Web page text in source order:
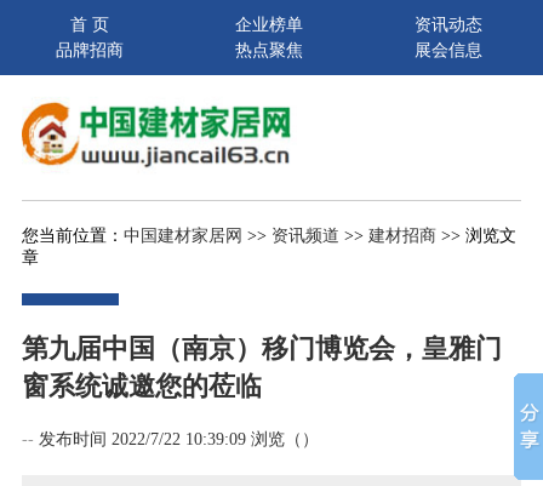
首 页 企业榜单
资讯动态
品牌招商
热点聚焦 展会信息
您当前位置： 中国建材家居网 >> 资讯频道 >> 建材招商>> 浏览文
章
第九届中国（南京）移门博览会，皇雅门
窗系统诚邀您的莅临
-- 发布时间 2022/7/22 10:39:09 浏览（ ）